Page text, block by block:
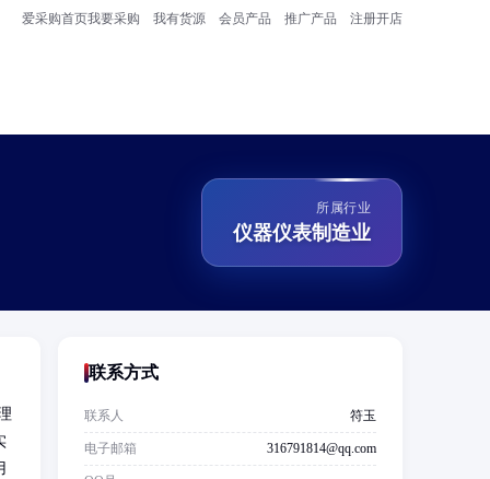
爱采购首页我要采购 我有货源 会员产品 推广产品 注册开店
所属行业
仪器仪表制造业
联系方式
联系人 符玉
电子邮箱 316791814@qq.com